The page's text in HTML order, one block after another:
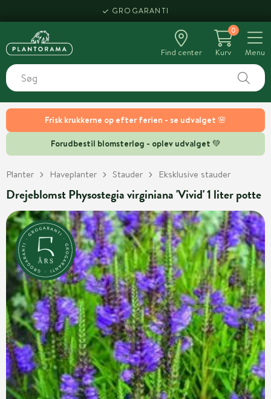
Frisk krukkerne op efter ferien - se udvalget 🌸
Forudbestil blomsterløg - oplev udvalget 💚
GROGARANTI
Find center
0
Kurv
Menu
Planter Haveplanter Stauder Eksklusive stauder
Drejeblomst Physostegia virginiana 'Vivid' 1 liter potte